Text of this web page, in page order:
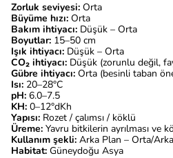
Zorluk seviyesi: Orta
Büyüme hızı: Orta
Bakım ihtiyacı: Düşük – Orta
Boyutlar: 15–50 cm
Işık ihtiyacı: Düşük – Orta
CO₂ ihtiyacı: Düşük (zorunlu değil,
Gübre ihtiyacı: Orta (besinli taban
Isı: 20–28°C
pH: 6.0–7.5
KH: 0–12°dKh
Yapısı: Rozet / çalımsı / köklü
Üreme: Yavru bitkilerin ayrılması ve
Kullanım şekli: Arka Plan – Orta/
Habitat: Güneydoğu Asya